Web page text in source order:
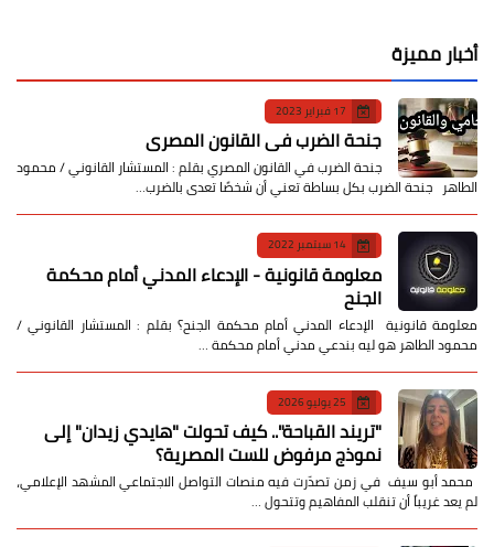
أخبار مميزة
17 فبراير 2023
جنحة الضرب في القانون المصري
جنحة الضرب في القانون المصري بقلم : المستشار القانوني / محمود
الطاهر جنحة الضرب بكل بساطة تعني أن شخصًا تعدى بالضرب…
14 سبتمبر 2022
معلومة قانونية - الإدعاء المدني أمام محكمة
الجنح
معلومة قانونية الإدعاء المدني أمام محكمة الجنح؟ بقلم : المستشار القانوني /
محمود الطاهر هو ليه بندعي مدني أمام محكمة …
25 يوليو 2026
​"تريند القباحة".. كيف تحولت "هايدي زيدان" إلى
نموذج مرفوض للست المصرية؟
​ محمد أبو سيف ​في زمن تصدّرت فيه منصات التواصل الاجتماعي المشهد الإعلامي،
لم يعد غريباً أن تنقلب المفاهيم وتتحول …